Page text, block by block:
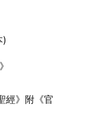
)
經》附《官